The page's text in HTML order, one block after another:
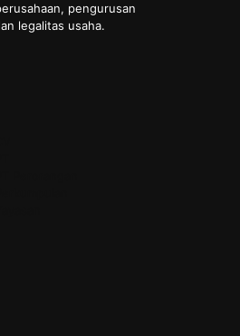
pengurusan
legalitas usaha.